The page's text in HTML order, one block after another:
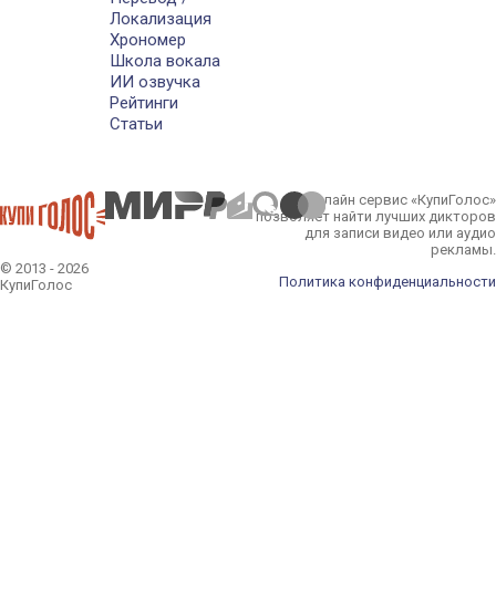
Локализация
Хрономер
Школа вокала
ИИ озвучка
Рейтинги
Статьи
© 2013 - 2026
КупиГолос
Онлайн сервис «КупиГолос»
позволяет найти лучших дикторов
для записи видео или аудио
рекламы.
Политика конфиденциальности